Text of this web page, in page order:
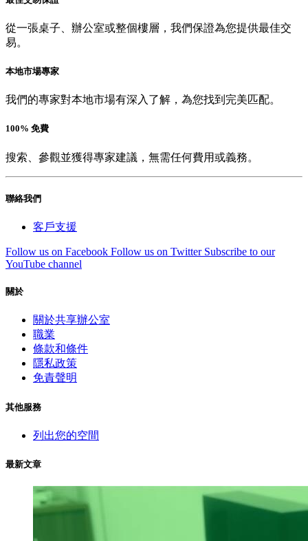
從一張桌子、辦公室或整個樓層，我們保證為您提供最佳交
易。
本地市場專家
我們的專家對本地市場有深入了解，為您找到完美匹配。
100% 免費
搜索、參觀並獲得專家建議，無需任何費用或義務。
聯絡我們
客戶支援
Follow us on Facebook Follow us on Twitter Subscribe to our
YouTube channel
關於
關於共享辦公室
職業
條款和條件
隱私政策
免責聲明
其他服務
列出您的空間
最新文章